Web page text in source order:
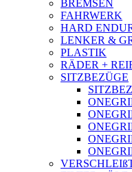
BREMSEN
FAHRWERK
HARD
LENKER &
PLASTIK
RÄDER +
SITZBEZÜGE